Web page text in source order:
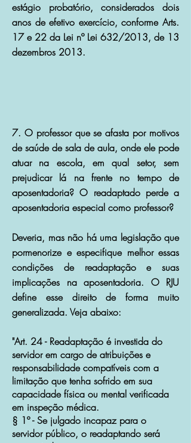
estágio probatório, considerados dois
anos de efetivo exercício, conforme Arts.
17 e 22 da Lei nº Lei 632/2013, de 13
dezembros 2013.
7. O professor que se afasta por motivos
de saúde de sala de aula, onde ele pode
atuar na escola, em qual setor, sem
prejudicar lá na frente no tempo de
aposentadoria? O readaptado perde a
aposentadoria especial como professor?
Deveria, mas não há uma legislação que
pormenorize e especifique melhor essas
condições de readaptação e suas
implicações na aposentadoria. O RJU
define esse direito de forma muito
generalizada. Veja abaixo:
"Art. 24 - Readaptação é investida do
servidor em cargo de atribuições e
responsabilidade compatíveis com a
limitação que tenha sofrido em sua
capacidade física ou mental verificada
em inspeção médica.
§ 1º - Se julgado incapaz para o
servidor público, o readaptando será